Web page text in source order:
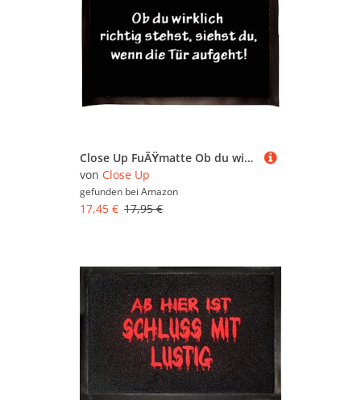
Close Up FuÃŸmatte Ob du wirklich richtig stehst. ca. 60x 40cm GroÃŸ
von Close Up
gefunden bei Amazon
17,45 € 17,95 €